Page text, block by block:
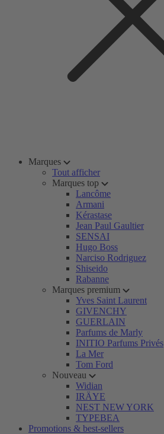
Marques
Tout afficher
Marques top
Lancôme
Armani
Kérastase
Jean Paul Gaultier
SENSAI
Hugo Boss
Narciso Rodriguez
Shiseido
Rabanne
Marques premium
Yves Saint Laurent
GIVENCHY
GUERLAIN
Parfums de Marly
INITIO Parfums Privés
La Mer
Tom Ford
Nouveau
Widian
IRÄYE
NEST NEW YORK
TYPEBEA
Promotions & best-sellers